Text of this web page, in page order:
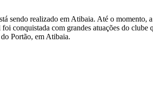
sendo realizado em Atibaia. Até o momento,
conquistada com grandes atuações do clube
Portão, em Atibaia.